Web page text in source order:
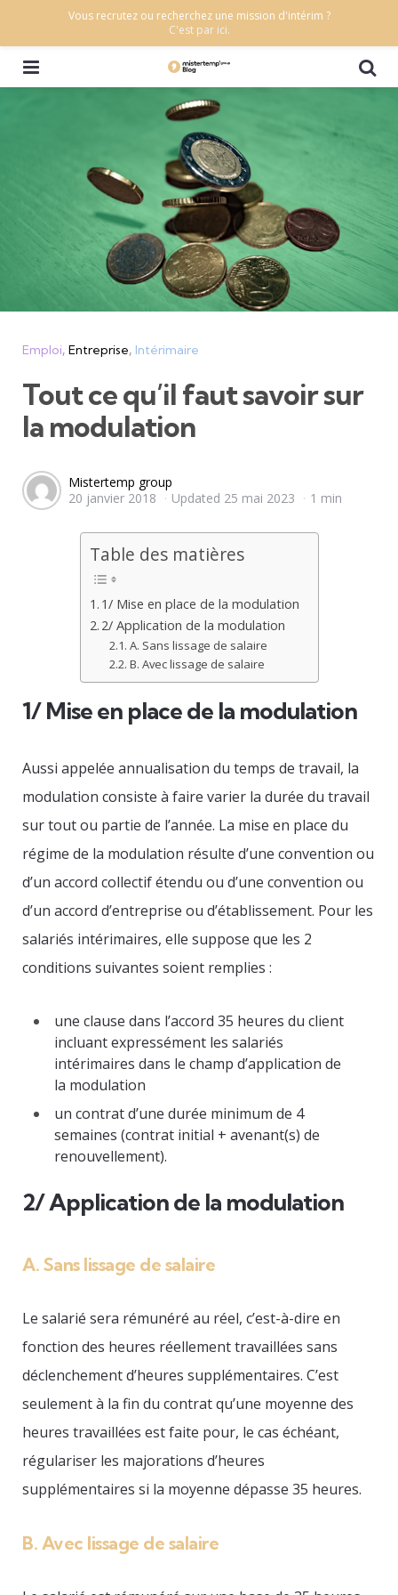
Categories
Emploi Entreprise Intérimaire
Tout ce qu’il faut savoir sur
la modulation
Posted
by
Mistertemp group
20 janvier 2018
Updated 25 mai 2023 1 min
Table des matières
1/ Mise en place de la modulation
2/ Application de la modulation
A. Sans lissage de salaire
B. Avec lissage de salaire
1/ Mise en place de la modulation
Aussi appelée annualisation du temps de travail, la
modulation consiste à faire varier la durée du travail
sur tout ou partie de l’année. La mise en place du
régime de la modulation résulte d’une convention ou
d’un accord collectif étendu ou d’une convention ou
d’un accord d’entreprise ou d’établissement. Pour les
salariés intérimaires, elle suppose que les 2
conditions suivantes soient remplies :
une clause dans l’accord 35 heures du client
incluant expressément les salariés
intérimaires dans le champ d’application de
la modulation
un contrat d’une durée minimum de 4
semaines (contrat initial + avenant(s) de
renouvellement).
2/ Application de la modulation
A. Sans lissage de salaire
Le salarié sera rémunéré au réel, c’est-à-dire en
fonction des heures réellement travaillées sans
déclenchement d’heures supplémentaires. C’est
seulement à la fin du contrat qu’une moyenne des
heures travaillées est faite pour, le cas échéant,
régulariser les majorations d’heures
supplémentaires si la moyenne dépasse 35 heures.
B. Avec lissage de salaire
Vous recrutez ou recherchez une mission d'intérim ?
C'est par ici.